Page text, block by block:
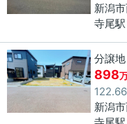
新潟
寺尾
分譲
898
新潟